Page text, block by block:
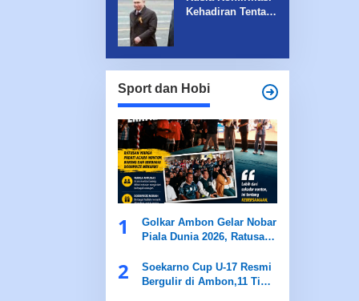
Terluka
Kehadiran Tentara
Sensasional
Sport dan Hobi
1
Golkar Ambon Gelar Nobar
Piala Dunia 2026, Ratusan
“Bola Gembira”
2
Soekarno Cup U-17 Resmi
Bergulir di Ambon,11 Tim